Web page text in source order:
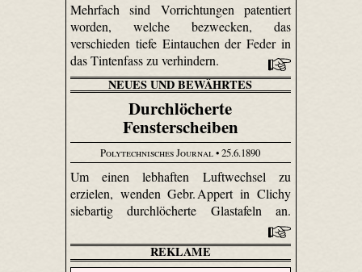
Mehrfach sind Vorrichtungen patentiert
worden, welche bezwecken, das
verschieden tiefe Eintauchen der Feder in
das Tintenfass zu verhindern.
NEUES UND BEWÄHRTES
Durchlöcherte
Fensterscheiben
Polytechnisches Journal• 25.6.1890
Um einen lebhaften Luftwechsel zu
erzielen, wenden Gebr. Appert in Clichy
siebartig durchlöcherte Glastafeln an.
REKLAME